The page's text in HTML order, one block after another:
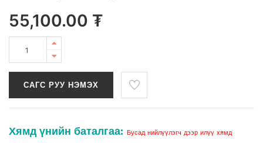
55,100.00 ₮
САГС РУУ НЭМЭХ
Хямд үнийн баталгаа:
Бусад нийлүүлэгч дээр илүү хямд